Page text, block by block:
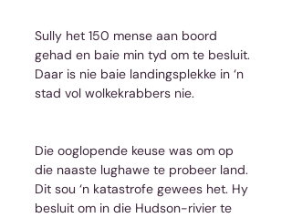
Sully het 150 mense aan boord
gehad en baie min tyd om te besluit.
Daar is nie baie landingsplekke in ‘n
stad vol wolkekrabbers nie.
Die ooglopende keuse was om op
die naaste lughawe te probeer land.
Dit sou ‘n katastrofe gewees het. Hy
besluit om in die Hudson-rivier te